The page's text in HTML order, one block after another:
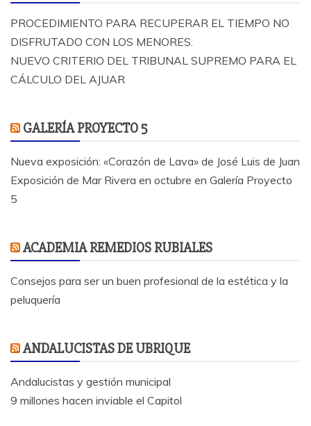
PROCEDIMIENTO PARA RECUPERAR EL TIEMPO NO
DISFRUTADO CON LOS MENORES.
NUEVO CRITERIO DEL TRIBUNAL SUPREMO PARA EL
CÁLCULO DEL AJUAR
GALERÍA PROYECTO 5
Nueva exposición: «Corazón de Lava» de José Luis de Juan
Exposición de Mar Rivera en octubre en Galería Proyecto
5
ACADEMIA REMEDIOS RUBIALES
Consejos para ser un buen profesional de la estética y la
peluquería
ANDALUCISTAS DE UBRIQUE
Andalucistas y gestión municipal
9 millones hacen inviable el Capitol